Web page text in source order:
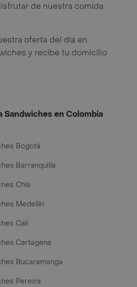
de nuestra comida
oferta del día en
y recibe tu domicilio
Sandwiches en Colombia
Bogotá
Barranquilla
Chía
Medellín
Cali
Cartagena
Bucaramanga
Pereira